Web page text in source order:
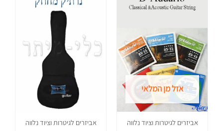
אזל מן המלאי
אביזרים לגיטרות וציוד נלווה אביזרים לגיטרות וציוד נלווה